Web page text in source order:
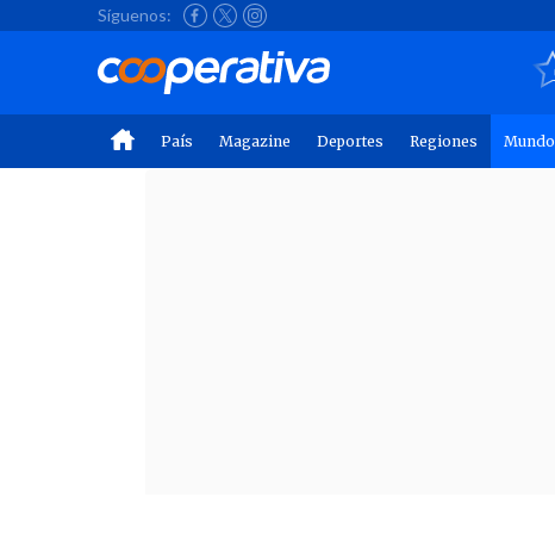
Síguenos:
País Magazine Deportes Regiones Mundo